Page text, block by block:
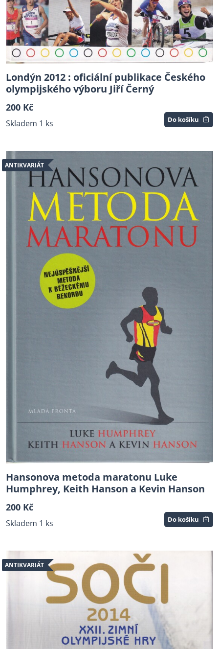
Londýn 2012 : oficiální publikace Českého
olympijského výboru Jiří Černý
200 Kč
Skladem 1 ks Do košíku
ANTIKVARIÁT
Hansonova metoda maratonu Luke
Humphrey, Keith Hanson a Kevin Hanson
200 Kč
Skladem 1 ks Do košíku
ANTIKVARIÁT